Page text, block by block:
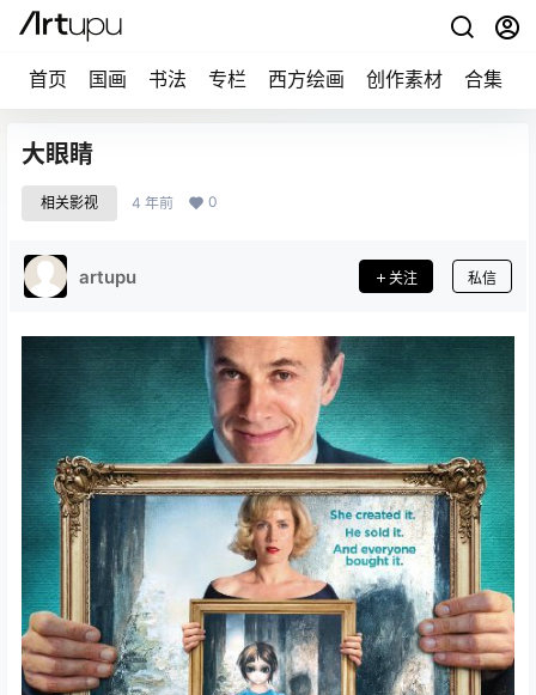
首页 国画 书法 专栏 西方绘画 创作素材 合集
大眼睛
相关影视 4 年前 0
artupu 关注 私信